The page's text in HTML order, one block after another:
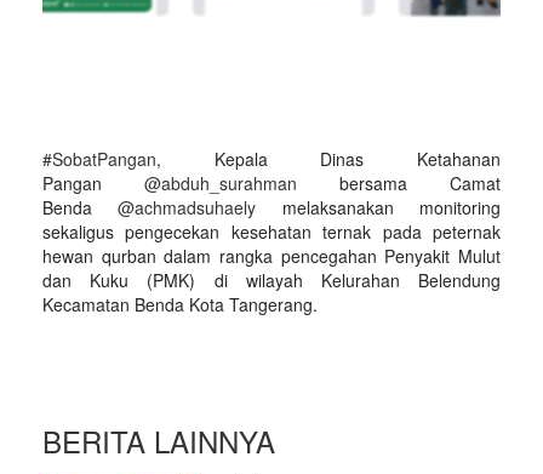
#SobatPangan, Kepala Dinas Ketahanan
Pangan @abduh_surahman bersama Camat
Benda@achmadsuhaely melaksanakan monitoring
sekaligus pengecekan kesehatan ternak pada peternak
hewan qurban dalam rangka pencegahan Penyakit Mulut
dan Kuku (PMK) di wilayah Kelurahan Belendung
Kecamatan Benda Kota Tangerang.
BERITA LAINNYA